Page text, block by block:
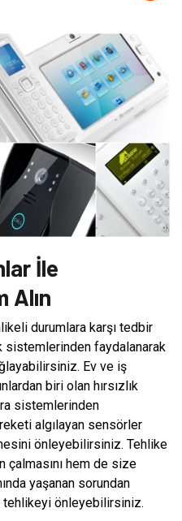
İle
Alın
durumlara karşı tedbir
faydalanarak
Ev ve iş
biri olan hırsızlık
sistemlerinden
algılayan sensörler
önleyebilirsiniz. Tehlike
çalmasını hem de size
yaşanan sorundan
tehlikeyi önleyebilirsiniz.